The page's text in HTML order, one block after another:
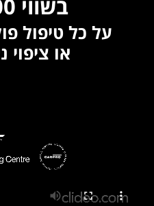
על כל טיפול
או ציפוי
בשווי 300 ש"ח